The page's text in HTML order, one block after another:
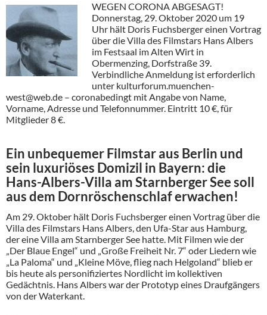
WEGEN CORONA ABGESAGT!
Donnerstag, 29. Oktober 2020 um 19
Uhr hält Doris Fuchsberger einen Vortrag
über die Villa des Filmstars Hans Albers
im Festsaal im Alten Wirt in
Obermenzing, Dorfstraße 39.
Verbindliche Anmeldung ist erforderlich
unter kulturforum.muenchen-
west@web.de – coronabedingt mit Angabe von Name,
Vorname, Adresse und Telefonnummer. Eintritt 10 €, für
Mitglieder 8 €.
Ein unbequemer Filmstar aus Berlin und
sein luxuriöses Domizil in Bayern: die
Hans-Albers-Villa am Starnberger See soll
aus dem Dornröschenschlaf erwachen!
Am 29. Oktober hält Doris Fuchsberger einen Vortrag über die
Villa des Filmstars Hans Albers, den Ufa-Star aus Hamburg,
der eine Villa am Starnberger See hatte. Mit Filmen wie der
„Der Blaue Engel“ und „Große Freiheit Nr. 7“ oder Liedern wie
„La Paloma“ und „Kleine Möve, flieg nach Helgoland“ blieb er
bis heute als personifiziertes Nordlicht im kollektiven
Gedächtnis. Hans Albers war der Prototyp eines Draufgängers
von der Waterkant.